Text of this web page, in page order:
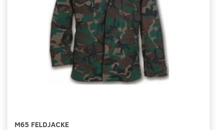
M65 FELDJACKE